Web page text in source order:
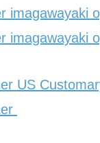
imagawayaki
imagawayaki
US